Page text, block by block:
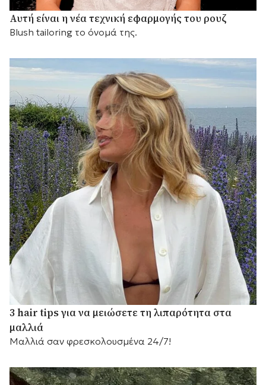
Αυτή είναι η νέα τεχνική εφαρμογής του ρουζ
Blush tailoring το όνομά της.
3 hair tips για να μειώσετε τη λιπαρότητα στα
μαλλιά
Μαλλιά σαν φρεσκολουσμένα 24/7!